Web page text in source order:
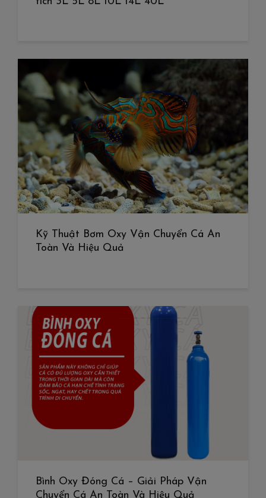
Kỹ Thuật Bơm Oxy Vận Chuyển Cá An
Toàn Và Hiệu Quả
Bình Oxy Đóng Cá – Giải Pháp Vận
Chuyển Cá An Toàn Và Hiệu Quả